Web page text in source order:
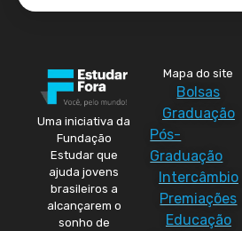
Uma iniciativa da
Fundação
Estudar que
ajuda jovens
brasileiros a
alcançarem o
sonho de
Mapa do site
Bolsas
Graduação
Pós-
Graduação
Intercâmbio
Premiações
Educação